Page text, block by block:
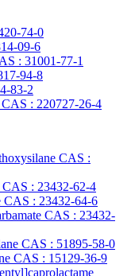
74-0
09-6
: 31001-77-1
94-8
83-2
: 220727-26-4
CAS :
: 23432-62-4
CAS : 23432-64-6
CAS : 23432-
CAS : 51895-58-0
CAS : 15129-36-9